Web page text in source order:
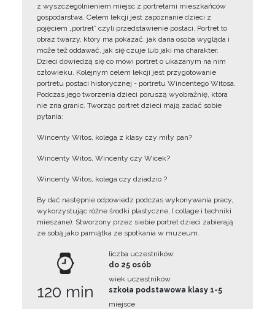
z wyszczególnieniem miejsc z portretami mieszkańców
gospodarstwa. Celem lekcji jest zapoznanie dzieci z
pojęciem „portret” czyli przedstawienie postaci. Portret to
obraz twarzy, który ma pokazać, jak dana osoba wygląda i
może też oddawać, jak się czuje lub jaki ma charakter.
Dzieci dowiedzą się co mówi portret o ukazanym na nim
człowieku. Kolejnym celem lekcji jest przygotowanie
portretu postaci historycznej - portretu Wincentego Witosa.
Podczas jego tworzenia dzieci poruszą wyobraźnię, która
nie zna granic. Tworząc portret dzieci mają zadać sobie
pytania:
Wincenty Witos, kolega z klasy czy miły pan?
Wincenty Witos, Wincenty czy Wicek?
Wincenty Witos, kolega czy dziadzio ?
By dać następnie odpowiedz podczas wykonywania pracy,
wykorzystując różne środki plastyczne, ( collage i techniki
mieszane). Stworzony przez siebie portret dzieci zabierają
ze sobą jako pamiątka ze spotkania w muzeum.
120 min
liczba uczestników
do 25 osób
wiek uczestników
szkoła podstawowa klasy 1-5
miejsce